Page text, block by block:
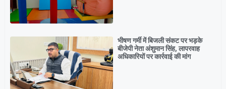
भीषण गर्मी में बिजली संकट पर भड़के
बीजेपी नेता अंशुमान सिंह, लापरवाह
अधिकारियों पर कार्रवाई की मांग